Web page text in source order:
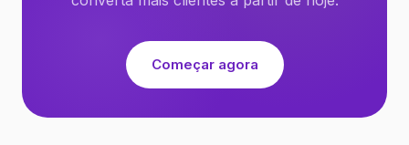
Começar agora